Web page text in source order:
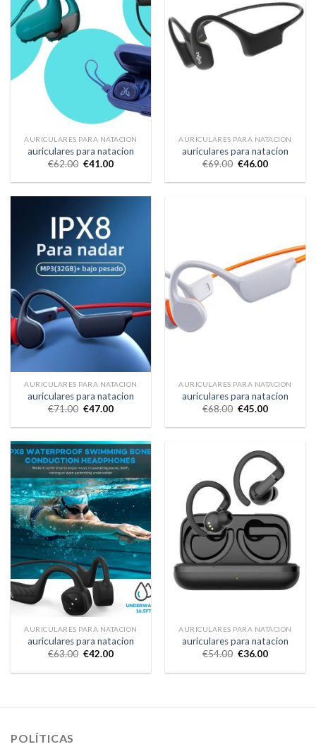
AURICULARES PARA NATACION
auriculares para natacion
€62.00 €41.00
AURICULARES PARA NATACION
auriculares para natacion
€69.00 €46.00
AURICULARES PARA NATACION
auriculares para natacion
€71.00 €47.00
AURICULARES PARA NATACION
auriculares para natacion
€68.00 €45.00
AURICULARES PARA NATACION
auriculares para natacion
€63.00 €42.00
AURICULARES PARA NATACION
auriculares para natacion
€54.00 €36.00
POLÍTICAS